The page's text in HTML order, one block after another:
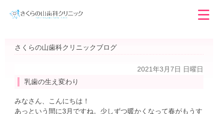
さくらの山歯科クリニックブログ
2021年3月7日 日曜日
乳歯の生え変わり
みなさん、こんにちは！
あっという間に3月ですね。少しずつ暖かくなって春がもうす